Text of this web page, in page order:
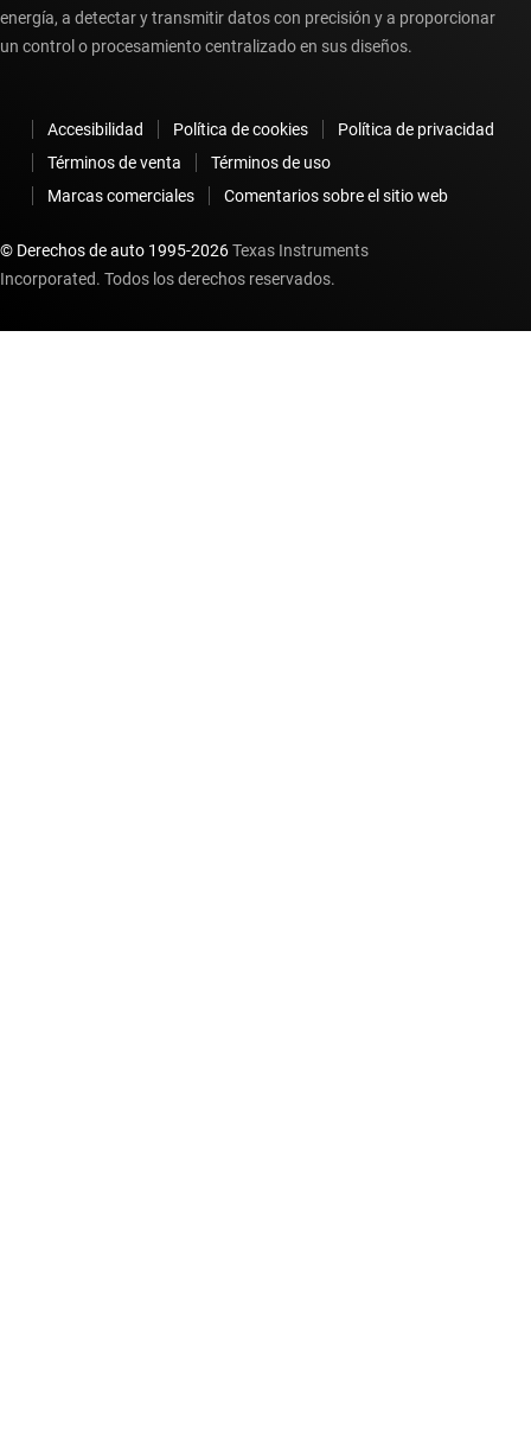
energía, a detectar y transmitir datos con precisión y a proporcionar
un control o procesamiento centralizado en sus diseños.
Accesibilidad Política de cookies
Política de privacidad
Términos de venta
Términos de uso
Marcas comerciales
Comentarios sobre el sitio web
© Derechos de auto 1995-2026Texas Instruments
Incorporated. Todos los derechos reservados.